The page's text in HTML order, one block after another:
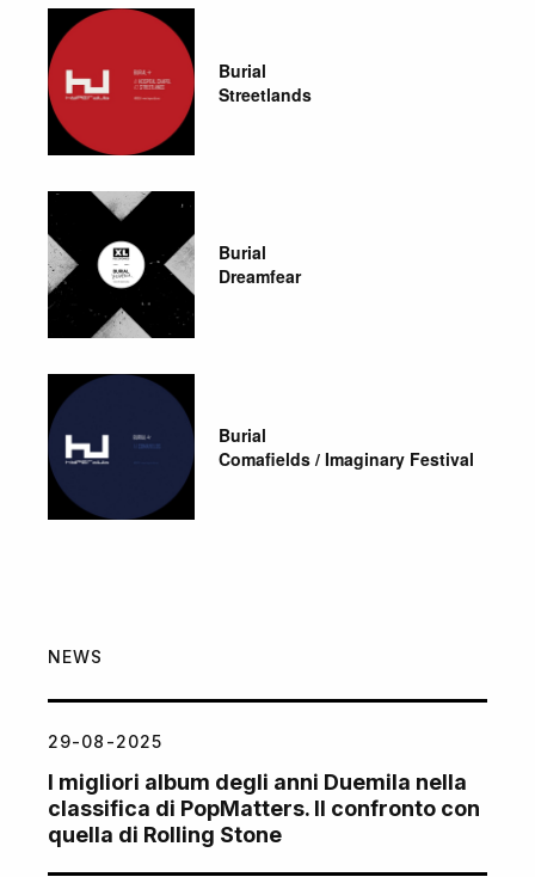
Burial
Streetlands
Burial
Dreamfear
Burial
Comafields / Imaginary Festival
NEWS
29-08-2025
I migliori album degli anni Duemila nella
classifica di PopMatters. Il confronto con
quella di Rolling Stone